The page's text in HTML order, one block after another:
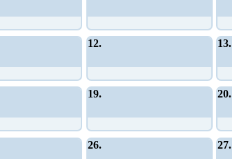
12. 13.
19. 20.
26. 27.